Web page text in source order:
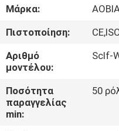
ΓΎΡΟΣ
ΕΡΓΟΣΤΑΣΊΩΝ
ΠΟΙΟΤΙΚΌΣ
ΈΛΕΓΧΟΣ
Μάρκα:
Πιστοποίηση:
Αριθμό
μοντέλου:
Sclf-
Ποσότητα
παραγγελίας
min:
50